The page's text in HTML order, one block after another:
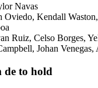
Navas
Oviedo, Kendall
Ruiz, Celso Borges,
Johan
de to hold